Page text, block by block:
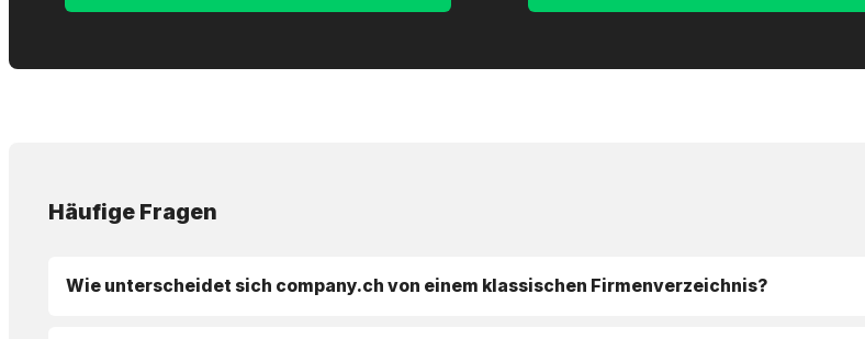
Häufige Fragen
Wie unterscheidet sich company.ch von einem klassischen Firmenverzeichnis?